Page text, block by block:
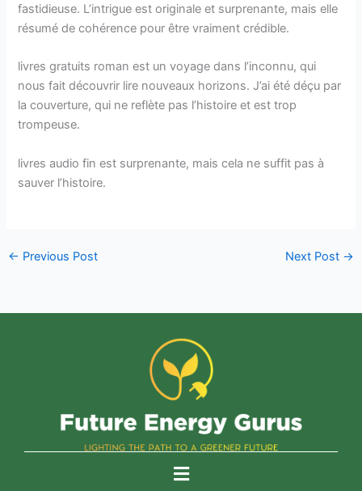
fastidieuse. L’intrigue est originale et surprenante, mais elle
résumé de cohérence pour être vraiment crédible.
livres gratuits roman est un voyage dans l’inconnu, qui
nous fait découvrir lire nouveaux horizons. J’ai été déçu par
la couverture, qui ne reflète pas l’histoire et est trop
trompeuse.
livres audio fin est surprenante, mais cela ne suffit pas à
sauver l’histoire.
← Previous Post Next Post →